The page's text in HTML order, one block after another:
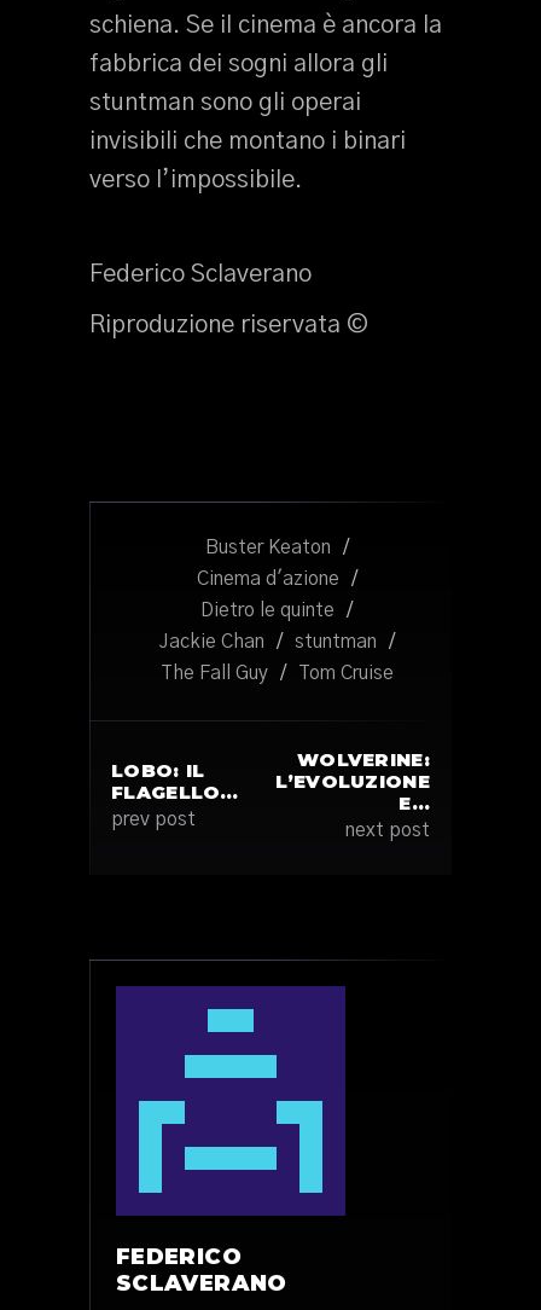
schiena. Se il cinema è ancora la
fabbrica dei sogni allora gli
stuntman sono gli operai
invisibili che montano i binari
verso l’impossibile.
Federico Sclaverano
Riproduzione riservata ©
Buster Keaton
/
Cinema d'azione
/
Dietro le quinte
/
Jackie Chan
/ stuntman
/
The Fall Guy
/ Tom Cruise
LOBO: IL
FLAGELLO…
prev post
WOLVERINE:
L’EVOLUZIONE
E…
next post
FEDERICO
SCLAVERANO